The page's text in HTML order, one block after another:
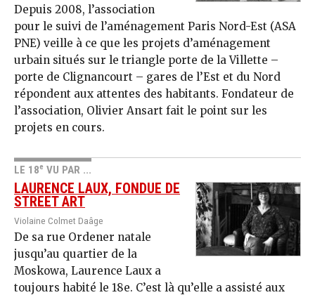
Depuis 2008, l’association
pour le suivi de l’aménagement Paris Nord-Est (ASA
PNE) veille à ce que les projets d’aménagement
urbain situés sur le triangle porte de la Villette –
porte de Clignancourt – gares de l’Est et du Nord
répondent aux attentes des habitants. Fondateur de
l’association, Olivier Ansart fait le point sur les
projets en cours.
LE 18e VU PAR ...
LAURENCE LAUX, FONDUE DE
STREET ART
Violaine Colmet Daâge
De sa rue Ordener natale
jusqu’au quartier de la
Moskowa, Laurence Laux a
toujours habité le 18e. C’est là qu’elle a assisté aux